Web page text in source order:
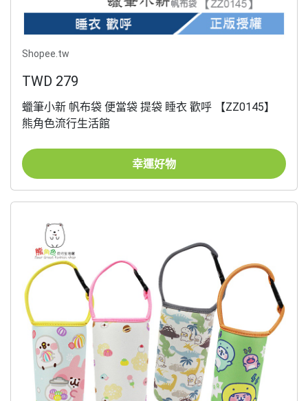
Shopee.tw
TWD 279
蠟筆小新 帆布袋 便當袋 提袋 睡衣 歡呼 【ZZ0145】
熊角色流行生活館
幸運好物